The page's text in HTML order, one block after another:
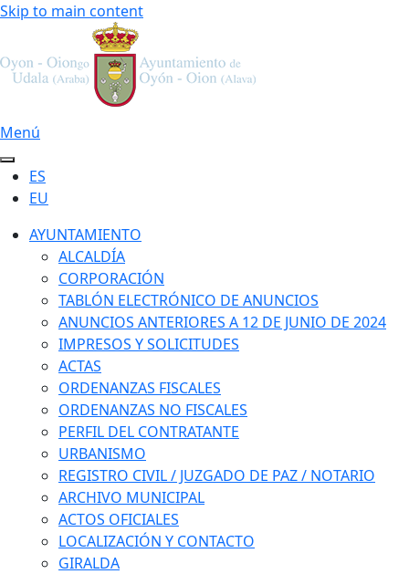
Skip to main content
Menú
ES
EU
AYUNTAMIENTO
ALCALDÍA
CORPORACIÓN
TABLÓN ELECTRÓNICO DE ANUNCIOS
ANUNCIOS ANTERIORES A 12 DE JUNIO DE 2024
IMPRESOS Y SOLICITUDES
ACTAS
ORDENANZAS FISCALES
ORDENANZAS NO FISCALES
PERFIL DEL CONTRATANTE
URBANISMO
REGISTRO CIVIL / JUZGADO DE PAZ / NOTARIO
ARCHIVO MUNICIPAL
ACTOS OFICIALES
LOCALIZACIÓN Y CONTACTO
GIRALDA